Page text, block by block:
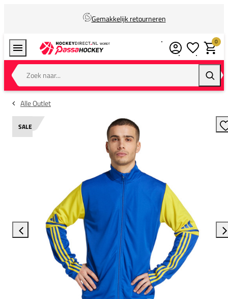
Gemakkelijk retourneren
Zoek naar...
0
Alle Outlet
SALE